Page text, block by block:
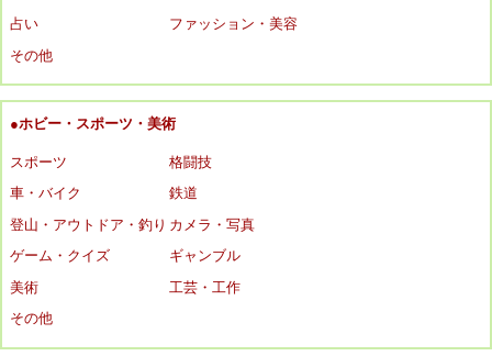
占い
ファッション・美容
その他
●ホビー・スポーツ・美術
スポーツ
格闘技
車・バイク
鉄道
登山・アウトドア・釣り カメラ・写真
ゲーム・クイズ
ギャンブル
美術
工芸・工作
その他